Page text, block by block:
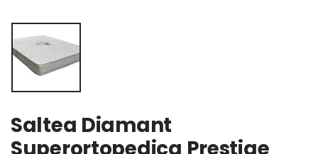
Saltea Diamant